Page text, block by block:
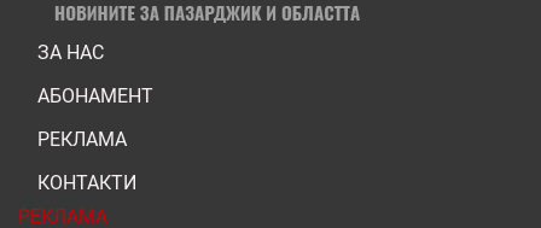
ЗА НАС
АБОНАМЕНТ
РЕКЛАМА
КОНТАКТИ
РЕКЛАМА